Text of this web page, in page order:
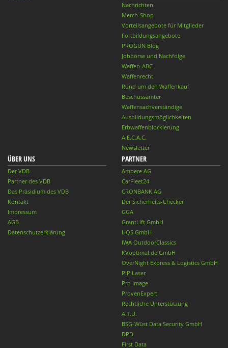
Nachrichten
Merch-Shop
Vorteilsangebote für Mitglieder
Fortbildungsangebote
PROGUN Blog
Jobbörse und Nachfolge
Waffen-ABC
Waffenrecht
Rund um den Waffenkauf
Beschussämter
Waffensachverständige
Ausbildungsmöglichkeiten
Erbwaffenblockierung
A.E.C.A.C.
Newsletter
ÜBER UNS
Der VDB
Partner des VDB
Das Präsidium des VDB
Kontakt
Impressum
AGB
Datenschutzerklärung
PARTNER
Ampere AG
CarFleet24
CRONBANK AG
Der Sicherheits-Checker
GGA
GrantLift GmbH
HQS GmbH
IWA OutdoorClassics
KVoptimal.de GmbH
OverNight Express & Logistics GmbH
PiP Laser
Pro Image
ProvenExpert
Rechtliche Unterstützung
A.T.U.
BSG-Wüst Data Security GmbH
DPD
First Data